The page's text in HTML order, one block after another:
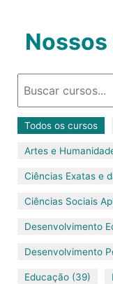
Todos os cursos
Artes e
Ciências Exatas e
Ciências Sociais
Desenvolvimento
Desenvolvimento
Educação (39)